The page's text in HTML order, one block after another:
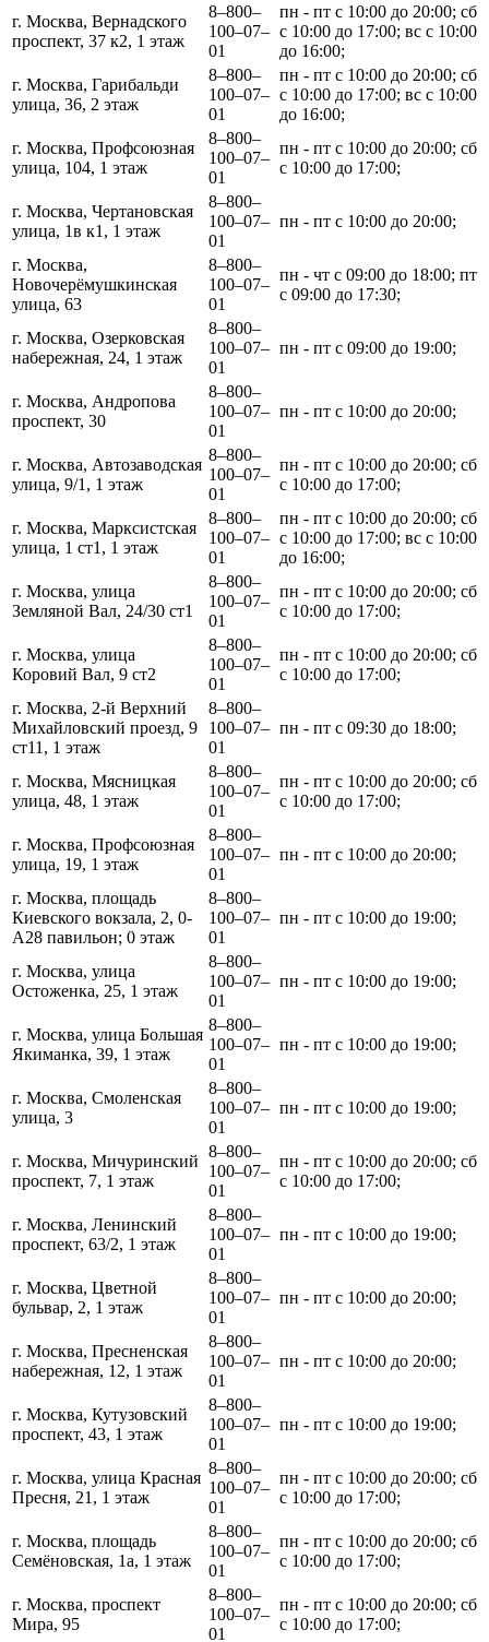
г. Москва, Вернадского
проспект, 37 к2, 1 этаж
8‒800‒
100‒07‒
01
пн - пт с 10:00 до 20:00; сб
с 10:00 до 17:00; вс с 10:00
до 16:00;
г. Москва, Гарибальди
улица, 36, 2 этаж
8‒800‒
100‒07‒
01
пн - пт с 10:00 до 20:00; сб
с 10:00 до 17:00; вс с 10:00
до 16:00;
г. Москва, Профсоюзная
улица, 104, 1 этаж
8‒800‒
100‒07‒
01
пн - пт с 10:00 до 20:00; сб
с 10:00 до 17:00;
г. Москва, Чертановская
улица, 1в к1, 1 этаж
8‒800‒
100‒07‒
01
пн - пт с 10:00 до 20:00;
г. Москва,
Новочерёмушкинская
улица, 63
8‒800‒
100‒07‒
01
пн - чт с 09:00 до 18:00; пт
с 09:00 до 17:30;
г. Москва, Озерковская
набережная, 24, 1 этаж
8‒800‒
100‒07‒
01
пн - пт с 09:00 до 19:00;
г. Москва, Андропова
проспект, 30
8‒800‒
100‒07‒
01
пн - пт с 10:00 до 20:00;
г. Москва, Автозаводская
улица, 9/1, 1 этаж
8‒800‒
100‒07‒
01
пн - пт с 10:00 до 20:00; сб
с 10:00 до 17:00;
г. Москва, Марксистская
улица, 1 ст1, 1 этаж
8‒800‒
100‒07‒
01
пн - пт с 10:00 до 20:00; сб
с 10:00 до 17:00; вс с 10:00
до 16:00;
г. Москва, улица
Земляной Вал, 24/30 ст1
8‒800‒
100‒07‒
01
пн - пт с 10:00 до 20:00; сб
с 10:00 до 17:00;
г. Москва, улица
Коровий Вал, 9 ст2
8‒800‒
100‒07‒
01
пн - пт с 10:00 до 20:00; сб
с 10:00 до 17:00;
г. Москва, 2-й Верхний
Михайловский проезд, 9
ст11, 1 этаж
8‒800‒
100‒07‒
01
пн - пт с 09:30 до 18:00;
г. Москва, Мясницкая
улица, 48, 1 этаж
8‒800‒
100‒07‒
01
пн - пт с 10:00 до 20:00; сб
с 10:00 до 17:00;
г. Москва, Профсоюзная
улица, 19, 1 этаж
8‒800‒
100‒07‒
01
пн - пт с 10:00 до 20:00;
г. Москва, площадь
Киевского вокзала, 2, 0-
А28 павильон; 0 этаж
8‒800‒
100‒07‒
01
пн - пт с 10:00 до 19:00;
г. Москва, улица
Остоженка, 25, 1 этаж
8‒800‒
100‒07‒
01
пн - пт с 10:00 до 19:00;
г. Москва, улица Большая
Якиманка, 39, 1 этаж
8‒800‒
100‒07‒
01
пн - пт с 10:00 до 19:00;
г. Москва, Смоленская
улица, 3
8‒800‒
100‒07‒
01
пн - пт с 10:00 до 19:00;
г. Москва, Мичуринский
проспект, 7, 1 этаж
8‒800‒
100‒07‒
01
пн - пт с 10:00 до 20:00; сб
с 10:00 до 17:00;
г. Москва, Ленинский
проспект, 63/2, 1 этаж
8‒800‒
100‒07‒
01
пн - пт с 10:00 до 19:00;
г. Москва, Цветной
бульвар, 2, 1 этаж
8‒800‒
100‒07‒
01
пн - пт с 10:00 до 20:00;
г. Москва, Пресненская
набережная, 12, 1 этаж
8‒800‒
100‒07‒
01
пн - пт с 10:00 до 20:00;
г. Москва, Кутузовский
проспект, 43, 1 этаж
8‒800‒
100‒07‒
01
пн - пт с 10:00 до 19:00;
г. Москва, улица Красная
Пресня, 21, 1 этаж
8‒800‒
100‒07‒
01
пн - пт с 10:00 до 20:00; сб
с 10:00 до 17:00;
г. Москва, площадь
Семёновская, 1а, 1 этаж
8‒800‒
100‒07‒
01
пн - пт с 10:00 до 20:00; сб
с 10:00 до 17:00;
г. Москва, проспект
Мира, 95
8‒800‒
100‒07‒
01
пн - пт с 10:00 до 20:00; сб
с 10:00 до 17:00;